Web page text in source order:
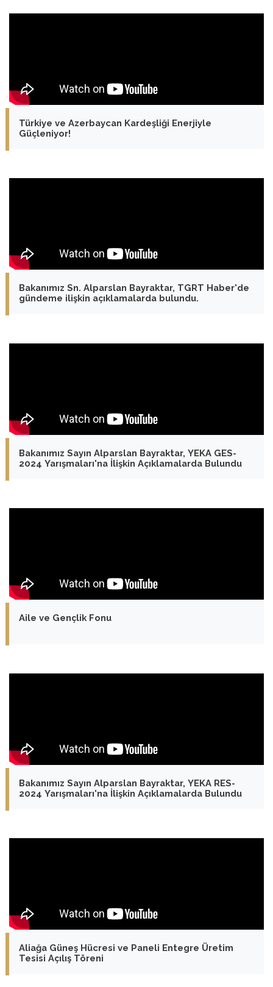
Türkiye ve Azerbaycan Kardeşliği Enerjiyle
Güçleniyor!
Bakanımız Sn. Alparslan Bayraktar, TGRT Haber'de
gündeme ilişkin açıklamalarda bulundu.
Bakanımız Sayın Alparslan Bayraktar, YEKA GES-
2024 Yarışmaları'na İlişkin Açıklamalarda Bulundu
Aile ve Gençlik Fonu
Bakanımız Sayın Alparslan Bayraktar, YEKA RES-
2024 Yarışmaları'na İlişkin Açıklamalarda Bulundu
Aliağa Güneş Hücresi ve Paneli Entegre Üretim
Tesisi Açılış Töreni